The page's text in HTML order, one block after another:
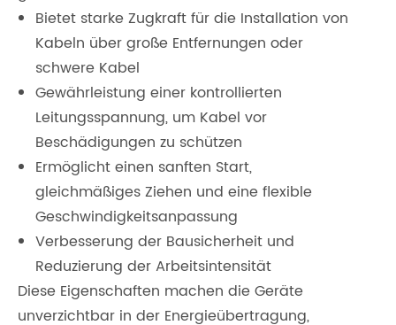
Bietet starke Zugkraft für die Installation von
Kabeln über große Entfernungen oder
schwere Kabel
Gewährleistung einer kontrollierten
Leitungsspannung, um Kabel vor
Beschädigungen zu schützen
Ermöglicht einen sanften Start,
gleichmäßiges Ziehen und eine flexible
Geschwindigkeitsanpassung
Verbesserung der Bausicherheit und
Reduzierung der Arbeitsintensität
Diese Eigenschaften machen die Geräte
unverzichtbar in der Energieübertragung,